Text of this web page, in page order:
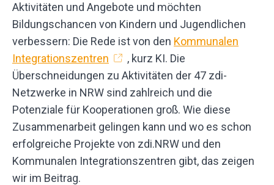
Aktivitäten und Angebote und möchten
Bildungschancen von Kindern und Jugendlichen
verbessern: Die Rede ist von den Kommunalen
Integrationszentren
, kurz KI. Die
Überschneidungen zu Aktivitäten der 47 zdi-
Netzwerke in NRW sind zahlreich und die
Potenziale für Kooperationen groß. Wie diese
Zusammenarbeit gelingen kann und wo es schon
erfolgreiche Projekte von zdi.NRW und den
Kommunalen Integrationszentren gibt, das zeigen
wir im Beitrag.